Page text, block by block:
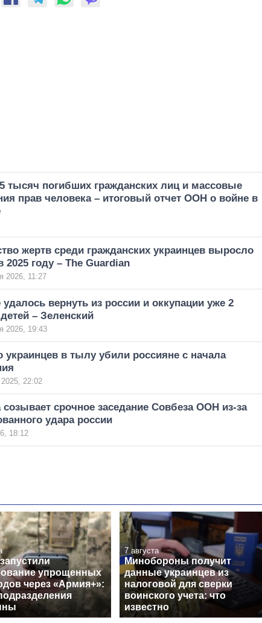
тысяч погибших гражданских лиц и массовые
прав человека – итоговый отчет ООН о войне в
жертв среди гражданских украинцев выросло
2025 году – The Guardian
2026, 11:27
удалось вернуть из россии и оккупации уже 2
– Зеленский
2026, 19:43
украинцев в тылу убили россияне с начала
2025, 22:02
созывает срочное заседание Совбеза ООН из-за
удара россии
18:12
упрощенных
через «Армия+»:
7 августа
Минобороны получит
данные украинцев из
налоговой для сверки
воинского учета: что
известно